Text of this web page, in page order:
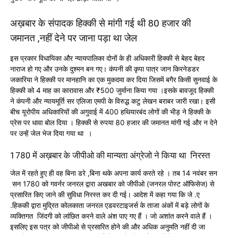
अख़बार के संपादक हिक्की से मांगी गई थी 80 हजार की
जमानत ,नहीं देने पर जाना पड़ा था जेल
इस प्रकार विधायिका और न्यायपालिका दोनों के ही अधिकारी हिक्की से बेहद बेहद
नाराज हो गए और उनके दुश्मन बन गए। कंपनी की कृपा पात्र जान किरनेडडर
जकारिया ने हिक्की पर मानहानि का एक मुकदमा कर दिया जिसमें बगैर किसी सुनवाई के
हिक्की को 4 माह का कारावास और ₹500 जुर्माना किया गया ।इसके बावजूद हिक्की
ने कंपनी और न्यायमूर्ति सर एलिजा एमपी के विरुद्ध कटु लेखन बराबर जारी रखा। इसी
बीच यूरोपीय अधिकारियों की अगुवाई में 400 हथियारबंद लोगों की भीड़ ने हिक्की के
प्रेस पर धावा बोल दिया । हिक्की से रुपया 80 हजार की जमानत मांगी गई और न देने
पर उन्हें जेल भेज दिया गया था ।
1780 में अख़बार के जीपीओ की मान्यता अंग्रेजो ने किया था निरस्त
जेल में रहते हुए ही वह बिना डरे ,बिना थके अपना कार्य करते रहे । तब 14 नवंबर सन
सन 1780 को गवर्नर जनरल द्वारा अखबार को जीपीओ (जनरल पोस्ट ऑफिसेज) से
प्रसारित किए जाने की सुविधा निरस्त कर दी गई। आदेश में कहा गया कि जे .ए
.हिककी द्वारा मुद्रित कोलकाता जनरल एडवरटाइजर्स के ताजा अंकों में बड़े लोगों के
व्यक्तिगत जिंदगी को लांछित करने वाले अंश पाए गए हैं । जो अशांत करने वाले हैं ।
इसलिए इस पत्र को जीपीओ से प्रसारित होने की और अधिक अनुमति नहीं दी जा